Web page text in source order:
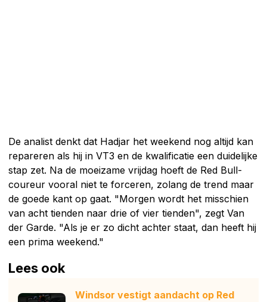
De analist denkt dat Hadjar het weekend nog altijd kan
repareren als hij in VT3 en de kwalificatie een duidelijke
stap zet. Na de moeizame vrijdag hoeft de Red Bull-
coureur vooral niet te forceren, zolang de trend maar
de goede kant op gaat. "Morgen wordt het misschien
van acht tienden naar drie of vier tienden", zegt Van
der Garde. "Als je er zo dicht achter staat, dan heeft hij
een prima weekend."
Lees ook
Windsor vestigt aandacht op Red